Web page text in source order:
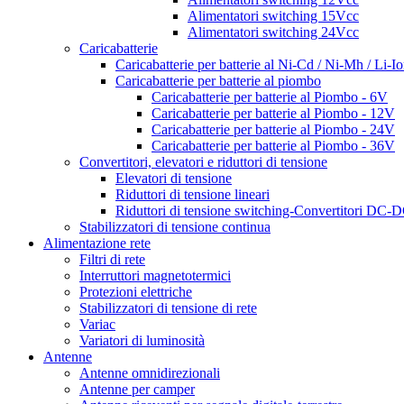
Alimentatori switching 15Vcc
Alimentatori switching 24Vcc
Caricabatterie
Caricabatterie per batterie al Ni-Cd / Ni-Mh / Li-
Caricabatterie per batterie al piombo
Caricabatterie per batterie al Piombo - 6V
Caricabatterie per batterie al Piombo - 12V
Caricabatterie per batterie al Piombo - 24V
Caricabatterie per batterie al Piombo - 36V
Convertitori, elevatori e riduttori di tensione
Elevatori di tensione
Riduttori di tensione lineari
Riduttori di tensione switching-Convertitori DC-
Stabilizzatori di tensione continua
Alimentazione rete
Filtri di rete
Interruttori magnetotermici
Protezioni elettriche
Stabilizzatori di tensione di rete
Variac
Variatori di luminosità
Antenne
Antenne omnidirezionali
Antenne per camper